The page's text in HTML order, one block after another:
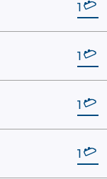
1
1
1
1